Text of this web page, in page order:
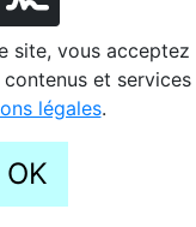
site, vous
et services
légales.
OK